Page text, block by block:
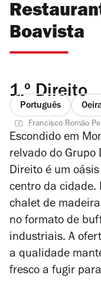
Boavista
1.º Direito
Português
Francisco Romão
Escondido em
relvado do Grupo
Direito é um
centro da cidade.
chalet de
no formato de
industriais. A
a qualidade
fresco a fugir